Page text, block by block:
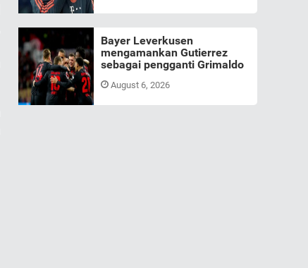
Bayer Leverkusen
mengamankan Gutierrez
sebagai pengganti Grimaldo
August 6, 2026